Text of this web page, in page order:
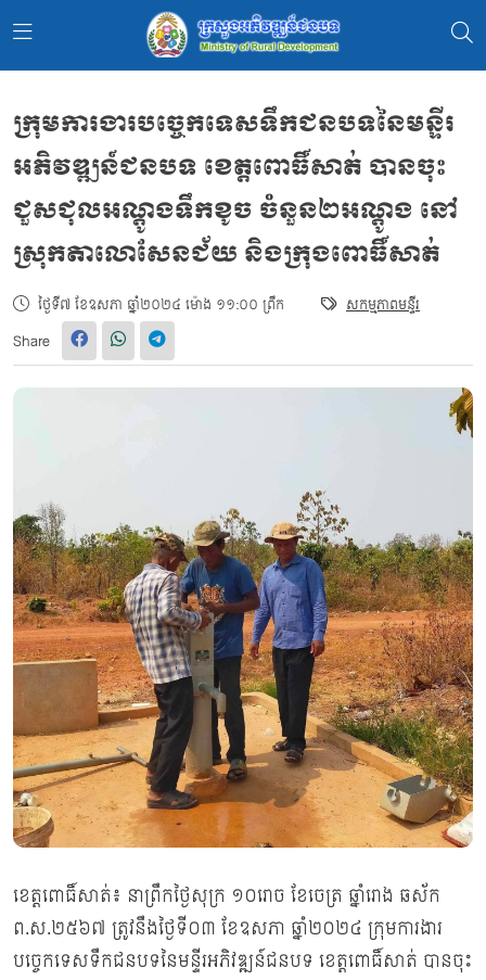
ក្រុមការងារបច្ចេកទេសទឹកជនបទនៃមន្ទីរ
អភិវឌ្ឍន៍ជនបទ ខេត្តពោធិ៍សាត់ បានចុះ
ជួសជុលអណ្ដូងទឹកខូច ចំនួន២អណ្ដូង នៅ
ស្រុកតាលោសែនជ័យ និងក្រុងពោធិ៍សាត់
ថ្ងៃទី៧ ខែឧសភា ឆ្នាំ២០២៤ ម៉ោង ១១:០០ ព្រឹក សកម្មភាពមន្ទីរ
Share
ខេត្តពោធិ៍សាត់៖ នាព្រឹកថ្ងៃសុក្រ ១០រោច ខែចេត្រ ឆ្នាំរោង ឆស័ក
ព.ស.២៥៦៧ ត្រូវនឹងថ្ងៃទី០៣ ខែឧសភា ឆ្នាំ២០២៤ ក្រុមការងារ
បច្ចេកទេសទឹកជនបទនៃមន្ទីរអភិវឌ្ឍន៍ជនបទ ខេត្តពោធិ៍សាត់ បានចុះ